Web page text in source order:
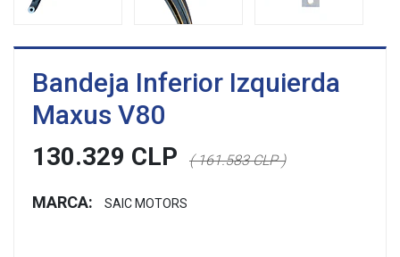
Bandeja Inferior Izquierda
Maxus V80
130.329 CLP ( 161.583 CLP )
MARCA: SAIC MOTORS